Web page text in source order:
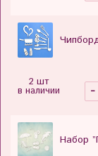
2 шт
в наличии
Набор